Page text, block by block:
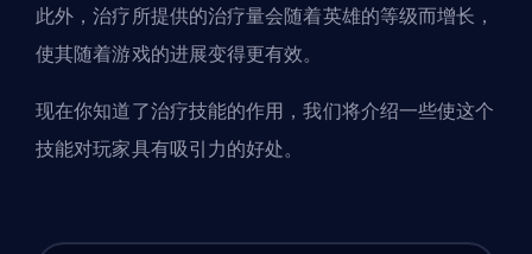
此外，治疗所提供的治疗量会随着英雄的等级而增长，
使其随着游戏的进展变得更有效。
现在你知道了治疗技能的作用，我们将介绍一些使这个
技能对玩家具有吸引力的好处。